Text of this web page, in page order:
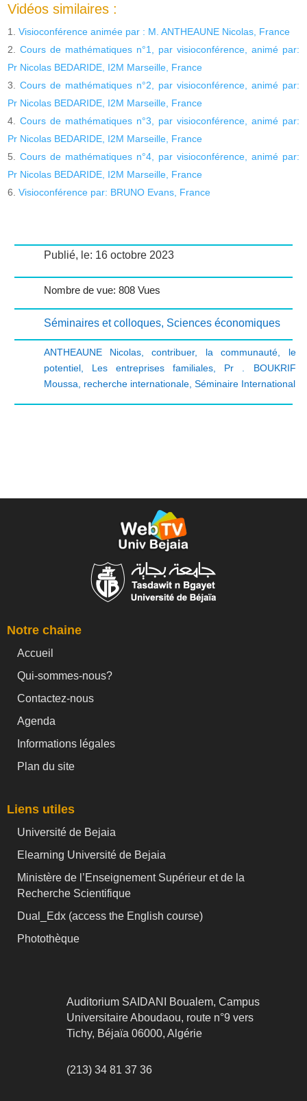
Vidéos similaires :
Visioconférence animée par : M. ANTHEAUNE Nicolas, France
Cours de mathématiques n°1, par visioconférence, animé par:
Pr Nicolas BEDARIDE, I2M Marseille, France
Cours de mathématiques n°2, par visioconférence, animé par:
Pr Nicolas BEDARIDE, I2M Marseille, France
Cours de mathématiques n°3, par visioconférence, animé par:
Pr Nicolas BEDARIDE, I2M Marseille, France
Cours de mathématiques n°4, par visioconférence, animé par:
Pr Nicolas BEDARIDE, I2M Marseille, France
Visioconférence par: BRUNO Evans, France
Publié, le: 16 octobre 2023
Nombre de vue: 808 Vues
Séminaires et colloques, Sciences économiques
ANTHEAUNE Nicolas,contribuer, la communauté
le
potentiel, Les entreprises familiales
Pr . BOUKRIF
Moussa
recherche internationale, Séminaire International
Notre chaine
Accueil
Qui-sommes-nous?
Contactez-nous
Agenda
Informations légales
Plan du site
Liens utiles
Université de Bejaia
Elearning Université de Bejaia
Ministère de l’Enseignement Supérieur et de la
Recherche Scientifique
Dual_Edx (access the English course)
Photothèque
Auditorium SAIDANI Boualem, Campus
Universitaire Aboudaou, route n°9 vers
Tichy, Béjaïa 06000, Algérie
(213) 34 81 37 36